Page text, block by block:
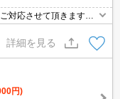
対応させて頂きます～
詳細を見る
円)